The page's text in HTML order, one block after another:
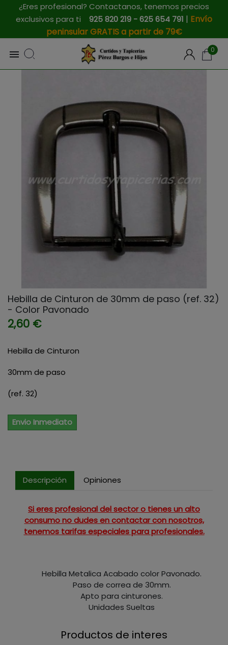
¿Eres profesional? Contactanos, tenemos precios
exclusivos para ti 925 820 219 - 625 654 791 | Envío
peninsular GRATIS a partir de 79€
 0
Hebilla de Cinturon de 30mm de paso (ref. 32)
- Color Pavonado
2,60 €
Hebilla de Cinturon
30mm de paso
(ref. 32)
Envio Inmediato
Descripción Opiniones
Si eres profesional del sector o tienes un alto
consumo no dudes en contactar con nosotros,
tenemos tarifas especiales para profesionales.
Hebilla Metalica Acabado color Pavonado.
Paso de correa de 30mm.
Apto para cinturones.
Unidades Sueltas
Productos de interes